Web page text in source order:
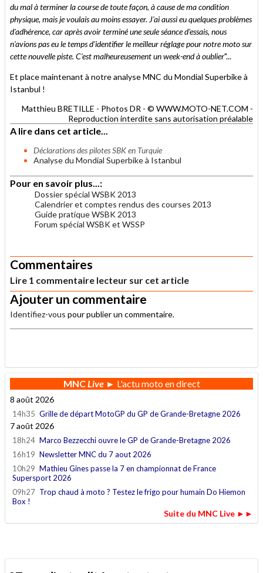
du mal à terminer la course de toute façon, à cause de ma condition
physique, mais je voulais au moins essayer. J'ai aussi eu quelques problèmes
d'adhérence, car après avoir terminé une seule séance d'essais, nous
n'avions pas eu le temps d'identifier le meilleur réglage pour notre moto sur
cette nouvelle piste. C'est malheureusement un week-end à oublier"...
Et place maintenant à notre analyse MNC du Mondial Superbike à
Istanbul !
Matthieu BRETILLE - Photos DR - © WWW.MOTO-NET.COM -
Reproduction interdite sans autorisation préalable
A lire dans cet article...
Déclarations des pilotes SBK en Turquie
Analyse du Mondial Superbike à Istanbul
Pour en savoir plus...:
Dossier spécial WSBK 2013
Calendrier et comptes rendus des courses 2013
Guide pratique WSBK 2013
Forum spécial WSBK et WSSP
Commentaires
Lire 1 commentaire lecteur sur cet article
Ajouter un commentaire
Identifiez-vous pour publier un commentaire.
MNCLive► L'actu moto en direct
8 août 2026
14h35 Grille de départ MotoGP du GP de Grande-Bretagne 2026
7 août 2026
18h24 Marco Bezzecchi ouvre le GP de Grande-Bretagne 2026
16h19 Newsletter MNC du 7 aout 2026
10h29 Mathieu Gines passe la 7 en championnat de France
Supersport 2026
09h27 Trop chaud à moto ? Testez le frigo pour humain Do Hiemon
Box !
Suite du MNC Live ►►